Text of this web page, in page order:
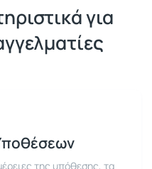
για
της υπόθεσης, τα